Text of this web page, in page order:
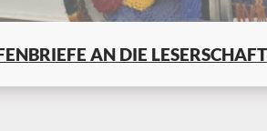
BRIEFE AN DIE LESERSCHAFT